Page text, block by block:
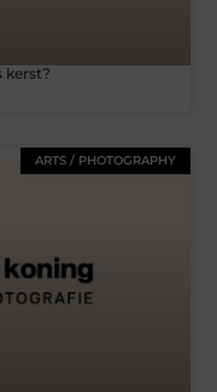
kerst?
ARTS / PHOTOGRAPHY